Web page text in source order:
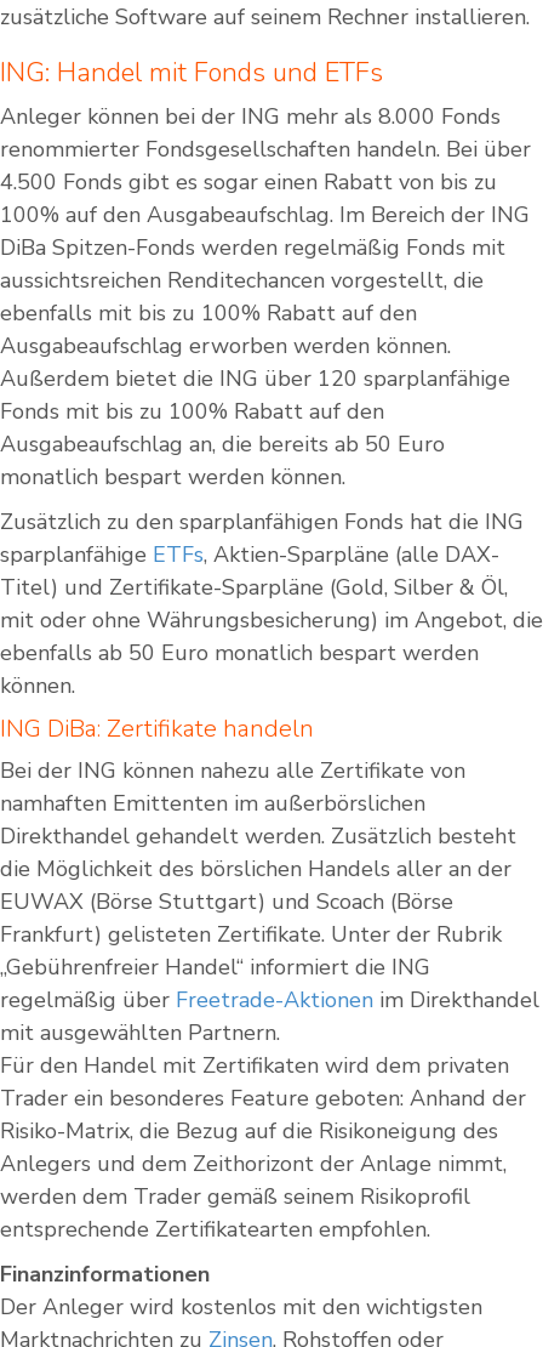
zusätzliche Software auf seinem Rechner installieren.
ING: Handel mit Fonds und ETFs
Anleger können bei der ING mehr als 8.000 Fonds
renommierter Fondsgesellschaften handeln. Bei über
4.500 Fonds gibt es sogar einen Rabatt von bis zu
100% auf den Ausgabeaufschlag. Im Bereich der ING
DiBa Spitzen-Fonds werden regelmäßig Fonds mit
aussichtsreichen Renditechancen vorgestellt, die
ebenfalls mit bis zu 100% Rabatt auf den
Ausgabeaufschlag erworben werden können.
Außerdem bietet die ING über 120 sparplanfähige
Fonds mit bis zu 100% Rabatt auf den
Ausgabeaufschlag an, die bereits ab 50 Euro
monatlich bespart werden können.
Zusätzlich zu den sparplanfähigen Fonds hat die ING
sparplanfähige ETFs, Aktien-Sparpläne (alle DAX-
Titel) und Zertifikate-Sparpläne (Gold, Silber & Öl,
mit oder ohne Währungsbesicherung) im Angebot, die
ebenfalls ab 50 Euro monatlich bespart werden
können.
ING DiBa: Zertifikate handeln
Bei der ING können nahezu alle Zertifikate von
namhaften Emittenten im außerbörslichen
Direkthandel gehandelt werden. Zusätzlich besteht
die Möglichkeit des börslichen Handels aller an der
EUWAX (Börse Stuttgart) und Scoach (Börse
Frankfurt) gelisteten Zertifikate. Unter der Rubrik
„Gebührenfreier Handel“ informiert die ING
regelmäßig über Freetrade-Aktionen im Direkthandel
mit ausgewählten Partnern.
Für den Handel mit Zertifikaten wird dem privaten
Trader ein besonderes Feature geboten: Anhand der
Risiko-Matrix, die Bezug auf die Risikoneigung des
Anlegers und dem Zeithorizont der Anlage nimmt,
werden dem Trader gemäß seinem Risikoprofil
entsprechende Zertifikatearten empfohlen.
Finanzinformationen
Der Anleger wird kostenlos mit den wichtigsten
Marktnachrichten zu Zinsen, Rohstoffen oder